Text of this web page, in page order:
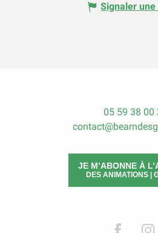
Signaler
05 59 38 00
JE M’ABONNE À
DES ANIMATIONS |